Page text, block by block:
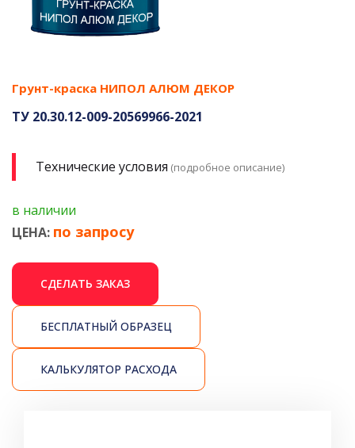
Грунт-краска НИПОЛ АЛЮМ ДЕКОР
ТУ 20.30.12-009-20569966-2021
Технические условия (подробное описание)
в наличии
ЦЕНА: по запросу
СДЕЛАТЬ ЗАКАЗ
БЕСПЛАТНЫЙ ОБРАЗЕЦ
КАЛЬКУЛЯТОР РАСХОДА